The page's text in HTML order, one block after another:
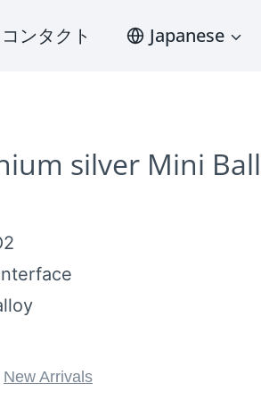
コンタクト Japanese
silver Mini
New Arrivals